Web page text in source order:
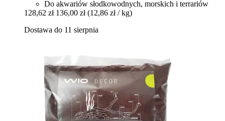
Do akwariów słodkowodnych, morskich i terrariów
128,62 zł 136,00 zł (12,86 zł / kg)
Dostawa do 11 sierpnia